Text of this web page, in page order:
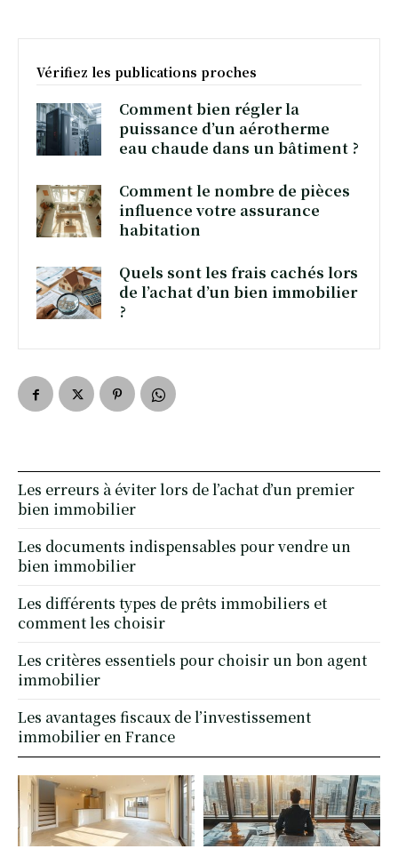
Vérifiez les publications proches
Comment bien régler la
puissance d’un aérotherme
eau chaude dans un bâtiment ?
Comment le nombre de pièces
influence votre assurance
habitation
Quels sont les frais cachés lors
de l’achat d’un bien immobilier
?
Les erreurs à éviter lors de l’achat d’un premier
bien immobilier
Les documents indispensables pour vendre un
bien immobilier
Les différents types de prêts immobiliers et
comment les choisir
Les critères essentiels pour choisir un bon agent
immobilier
Les avantages fiscaux de l’investissement
immobilier en France